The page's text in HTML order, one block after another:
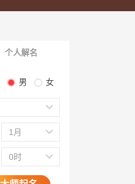
个人解名
男 女
1月
0时